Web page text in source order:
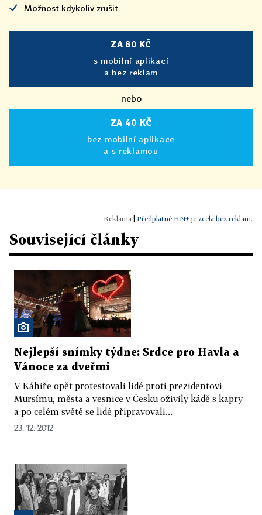
Možnost kdykoliv zrušit
ZA 80 KČ
s mobilní aplikací
a bez reklam
nebo
ZA 40 KČ
bez mobilní aplikace
a s reklamou
Předplatné HN+ je zcela bez reklam.
Související články
Nejlepší snímky týdne: Srdce pro Havla a
Vánoce za dveřmi
V Káhiře opět protestovali lidé proti prezidentovi
Mursímu, města a vesnice v Česku oživily kádě s kapry
a po celém světě se lidé připravovali...
23. 12. 2012